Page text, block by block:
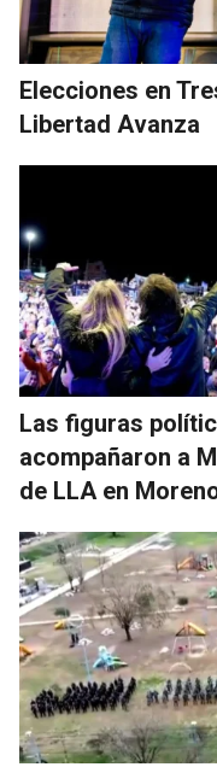
Elecciones en
Libertad Avanza
Las figuras
acompañaron a
de LLA en